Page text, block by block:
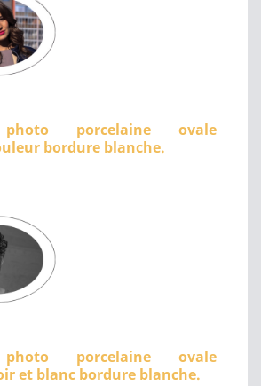
porcelaine ovale
bordure blanche.
porcelaine ovale
et blanc bordure blanche.